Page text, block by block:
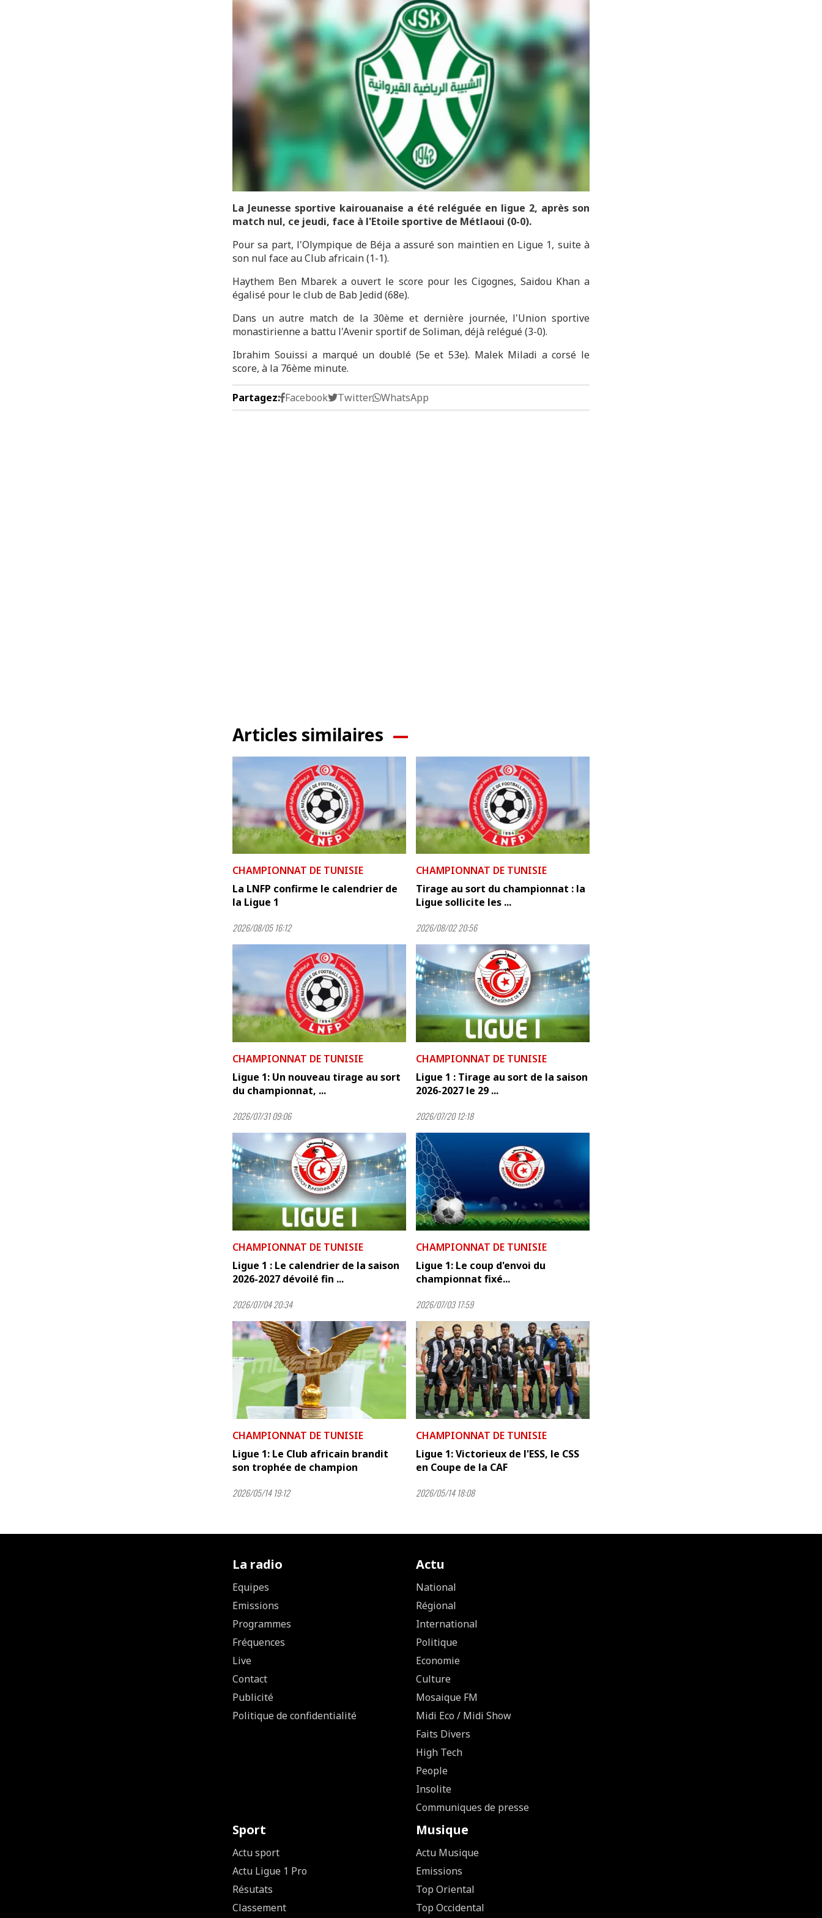
La Jeunesse sportive kairouanaise a été reléguée en ligue 2, après son
match nul, ce jeudi, face à l'Etoile sportive de Métlaoui (0-0).
Pour sa part, l'Olympique de Béja a assuré son maintien en Ligue 1, suite à
son nul face au Club africain (1-1).
Haythem Ben Mbarek a ouvert le score pour les Cigognes, Saidou Khan a
égalisé pour le club de Bab Jedid (68e).
Dans un autre match de la 30ème et dernière journée, l'Union sportive
monastirienne a battu l'Avenir sportif de Soliman, déjà relégué (3-0).
Ibrahim Souissi a marqué un doublé (5e et 53e). Malek Miladi a corsé le
score, à la 76ème minute.
Partagez: Facebook Twitter WhatsApp
Articles similaires
CHAMPIONNAT DE TUNISIE
La LNFP confirme le calendrier de
la Ligue 1
2026/08/05 16:12
CHAMPIONNAT DE TUNISIE
Tirage au sort du championnat : la
Ligue sollicite les ...
2026/08/02 20:56
CHAMPIONNAT DE TUNISIE
Ligue 1: Un nouveau tirage au sort
du championnat, ...
2026/07/31 09:06
CHAMPIONNAT DE TUNISIE
Ligue 1 : Tirage au sort de la saison
2026-2027 le 29 ...
2026/07/20 12:18
CHAMPIONNAT DE TUNISIE
Ligue 1 : Le calendrier de la saison
2026-2027 dévoilé fin ...
2026/07/04 20:34
CHAMPIONNAT DE TUNISIE
Ligue 1: Le coup d'envoi du
championnat fixé...
2026/07/03 17:59
CHAMPIONNAT DE TUNISIE
Ligue 1: Le Club africain brandit
son trophée de champion
2026/05/14 19:12
CHAMPIONNAT DE TUNISIE
Ligue 1: Victorieux de l'ESS, le CSS
en Coupe de la CAF
2026/05/14 18:08
La radio
Equipes
Emissions
Programmes
Fréquences
Live
Contact
Publicité
Politique de confidentialité
Actu
National
Régional
International
Politique
Economie
Culture
Mosaique FM
Midi Eco / Midi Show
Faits Divers
High Tech
People
Insolite
Communiques de presse
Sport
Actu sport
Actu Ligue 1 Pro
Résutats
Classement
Musique
Actu Musique
Emissions
Top Oriental
Top Occidental